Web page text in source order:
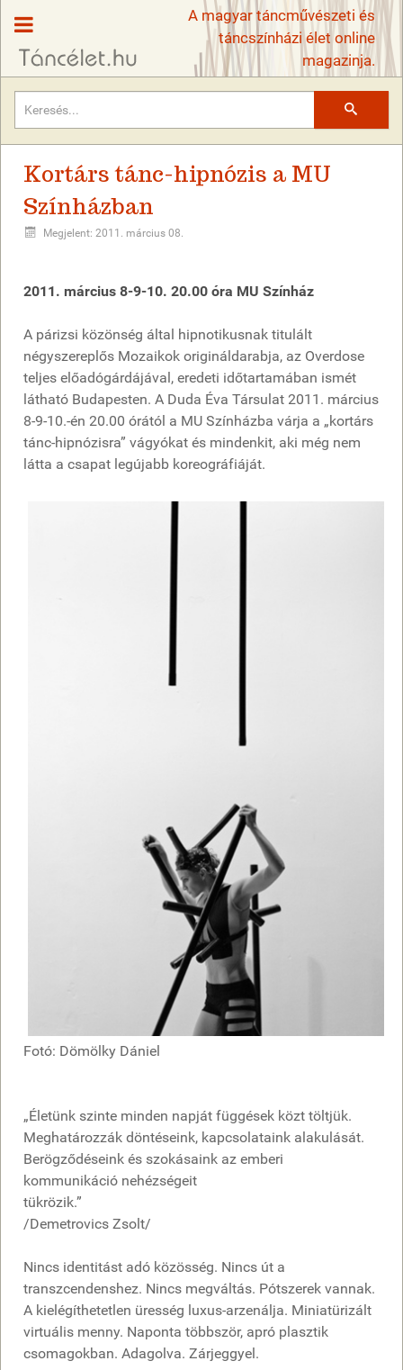
A magyar táncművészeti és
táncszínházi élet online
magazinja.
Kortárs tánc-hipnózis a MU
Színházban
Megjelent: 2011. március 08.
2011. március 8-9-10. 20.00 óra MU Színház
A párizsi közönség által hipnotikusnak titulált
négyszereplős Mozaikok origináldarabja, az Overdose
teljes előadógárdájával, eredeti időtartamában ismét
látható Budapesten. A Duda Éva Társulat 2011. március
8-9-10.-én 20.00 órától a MU Színházba várja a „kortárs
tánc-hipnózisra” vágyókat és mindenkit, aki még nem
látta a csapat legújabb koreográfiáját.
Fotó: Dömölky Dániel
„Életünk szinte minden napját függések közt töltjük.
Meghatározzák döntéseink, kapcsolataink alakulását.
Berögződéseink és szokásaink az emberi
kommunikáció nehézségeit
tükrözik.”
/Demetrovics Zsolt/
Nincs identitást adó közösség. Nincs út a
transzcendenshez. Nincs megváltás. Pótszerek vannak.
A kielégíthetetlen üresség luxus-arzenálja. Miniatürizált
virtuális menny. Naponta többször, apró plasztik
csomagokban. Adagolva. Zárjeggyel.